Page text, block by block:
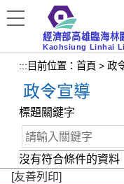
主
要
容
區
塊
經濟部高雄臨海林
Kaohsiung Linhai
::: 目前位置： 首頁 > 政
政令宣導
標題關鍵字
沒有符合條件的資料
[友善列印]